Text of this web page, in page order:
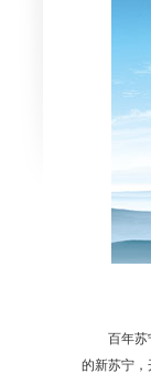
百年苏
的新苏宁